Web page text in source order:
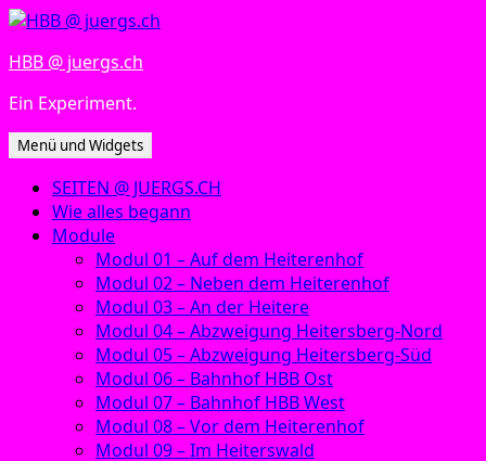
Zum
springen
HBB @ juergs.ch
Ein Experiment.
Menü und Widgets
SEITEN @ JUERGS.CH
Wie alles begann
Module
Modul 01 – Auf dem Heiterenhof
Modul 02 – Neben dem Heiterenhof
Modul 03 – An der Heitere
Modul 04 – Abzweigung Heitersberg-Nord
Modul 05 – Abzweigung Heitersberg-Süd
Modul 06 – Bahnhof HBB Ost
Modul 07 – Bahnhof HBB West
Modul 08 – Vor dem Heiterenhof
Modul 09 – Im Heiterswald